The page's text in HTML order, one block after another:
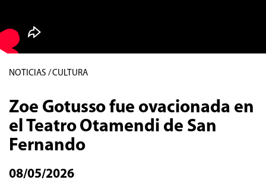
NOTICIAS / CULTURA
Zoe Gotusso fue ovacionada en
el Teatro Otamendi de San
Fernando
08/05/2026